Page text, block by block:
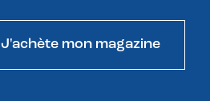
J'achète mon magazine